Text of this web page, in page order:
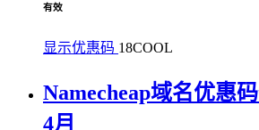
有效
显示优惠码 18COOL
Namecheap域名优惠
4月